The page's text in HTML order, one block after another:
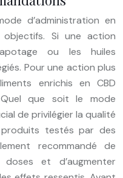
d’administration en
Si une action
ou les huiles
Pour une action plus
enrichis en CBD
que soit le mode
de privilégier la qualité
testés par des
recommandé de
et d’augmenter